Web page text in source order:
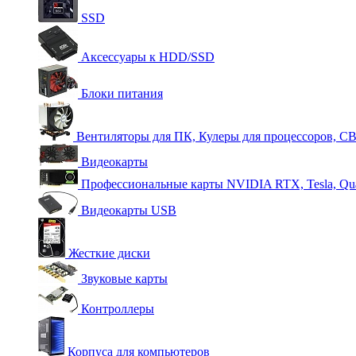
SSD
Аксессуары к HDD/SSD
Блоки питания
Вентиляторы для ПК, Кулеры для процессоров,
Видеокарты
Профессиональные карты NVIDIA RTX, Tesla,
Видеокарты USB
Жесткие диски
Звуковые карты
Контроллеры
Корпуса для компьютеров